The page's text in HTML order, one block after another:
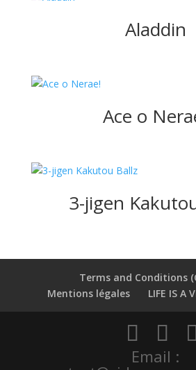
Aladdin
Ace o
3-jigen
Terms and Conditions
Mentions légales
LIFE IS A
Email :